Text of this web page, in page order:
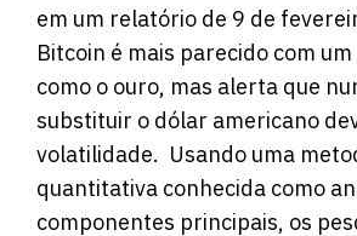
em um relatório de 9 de
Bitcoin é mais parecido com
como o ouro, mas alerta que
substituir o dólar americano
volatilidade. Usando uma
quantitativa conhecida como
componentes principais, os